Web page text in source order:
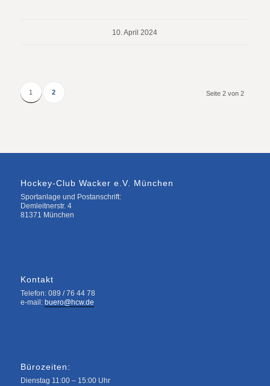
10. April 2024
Seite 2 von 2
1 2
Hockey-Club Wacker e.V. München
Sportanlage und Postanschrift:
Demleitnerstr. 4
81371 München
Kontakt
Telefon: 089 / 76 44 78
e-mail: buero@hcw.de
Bürozeiten:
Dienstag 11:00 – 15:00 Uhr